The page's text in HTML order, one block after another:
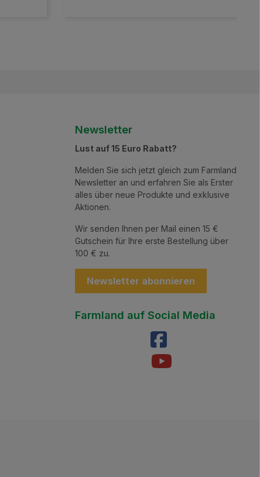
Newsletter
Lust auf 15 Euro Rabatt?
Melden Sie sich jetzt gleich zum Farmland
Newsletter an und erfahren Sie als Erster
alles über neue Produkte und exklusive
Aktionen.
Wir senden Ihnen per Mail einen 15 €
Gutschein für Ihre erste Bestellung über
100 € zu.
Newsletter abonnieren
Farmland auf Social Media